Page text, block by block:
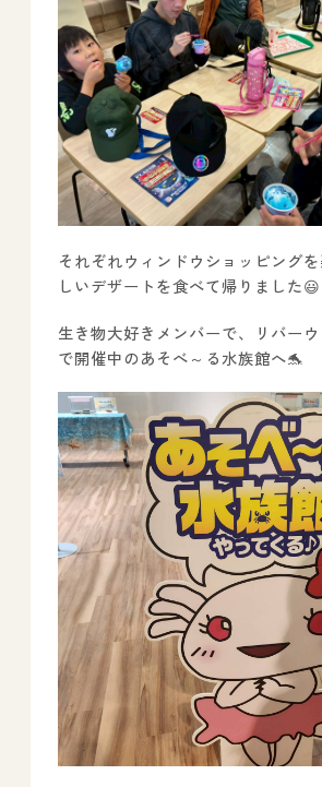
それぞれウィンドウショッピング
しいデザートを食べて帰りました😃
生き物大好きメンバーで、リバー
で開催中のあそべ～る水族館へ🐬